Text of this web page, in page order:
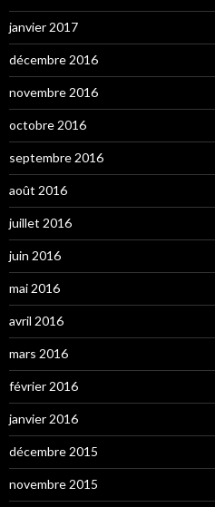
janvier 2017
décembre 2016
novembre 2016
octobre 2016
septembre 2016
août 2016
juillet 2016
juin 2016
mai 2016
avril 2016
mars 2016
février 2016
janvier 2016
décembre 2015
novembre 2015